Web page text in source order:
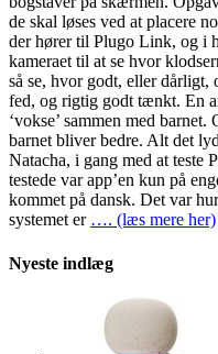
de skal løses ved at placere
der hører til Plugo Link, og i
kameraet til at se hvor
så se, hvor godt, eller dårligt,
fed, og rigtig godt tænkt. En
‘vokse’ sammen med
barnet bliver bedre. Alt det
Natacha, i gang med at teste
testede var app’en kun på
kommet på dansk. Det var
systemet er …. (læs mere her)
Nyeste indlæg